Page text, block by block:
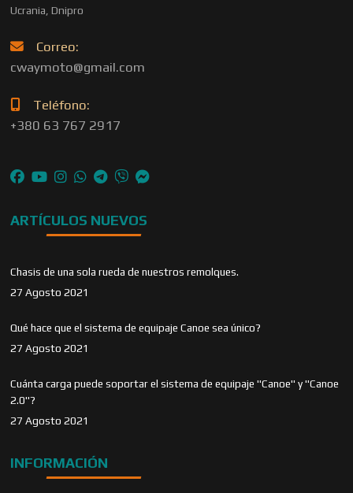
Ucrania, Dnipro
Correo:
cwaymoto@gmail.com
Teléfono:
+380 63 767 2917
ARTÍCULOS NUEVOS
Chasis de una sola rueda de nuestros remolques.
27 Agosto 2021
Qué hace que el sistema de equipaje Canoe sea único?
27 Agosto 2021
Cuánta carga puede soportar el sistema de equipaje "Canoe" y "Canoe
2.0"?
27 Agosto 2021
INFORMACIÓN